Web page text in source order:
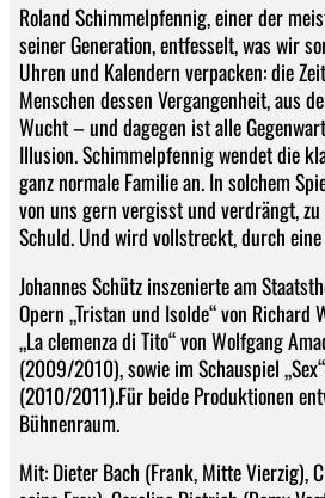
Roland Schimmelpfennig, einer der
seiner Generation, entfesselt, was wir
Uhren und Kalendern verpacken: die
Menschen dessen Vergangenheit, aus
Wucht – und dagegen ist alle
Illusion. Schimmelpfennig wendet die
ganz normale Familie an. In solchem
von uns gern vergisst und verdrängt,
Schuld. Und wird vollstreckt, durch
Johannes Schütz inszenierte am
Opern „Tristan und Isolde“ von
„La clemenza di Tito“ von Wolfgang
(2009/2010), sowie im Schauspiel
(2010/2011).Für beide Produktionen
Bühnenraum.
Mit: Dieter Bach (Frank, Mitte Vierzig),